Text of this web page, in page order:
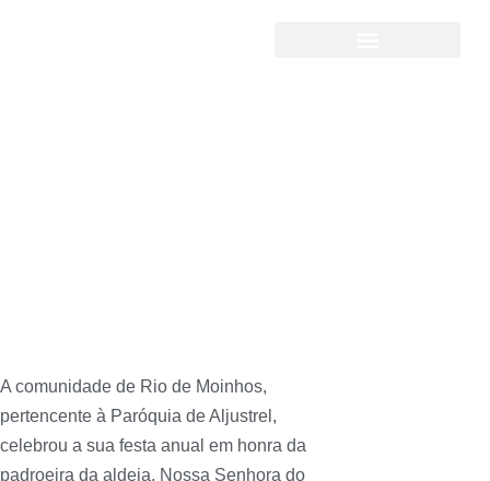
A comunidade de Rio de Moinhos,
pertencente à Paróquia de Aljustrel,
celebrou a sua festa anual em honra da
padroeira da aldeia, Nossa Senhora do